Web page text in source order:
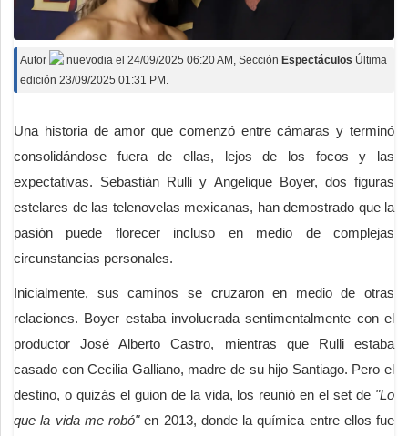
Autor nuevodia el 24/09/2025 06:20 AM , Sección Espectáculos Última
edición 23/09/2025 01:31 PM.
Una historia de amor que comenzó entre cámaras y terminó
consolidándose fuera de ellas, lejos de los focos y las
expectativas. Sebastián Rulli y Angelique Boyer, dos figuras
estelares de las telenovelas mexicanas, han demostrado que la
pasión puede florecer incluso en medio de complejas
circunstancias personales.
Inicialmente, sus caminos se cruzaron en medio de otras
relaciones. Boyer estaba involucrada sentimentalmente con el
productor José Alberto Castro, mientras que Rulli estaba
casado con Cecilia Galliano, madre de su hijo Santiago. Pero el
destino, o quizás el guion de la vida, los reunió en el set de "Lo
que la vida me robó"en 2013, donde la química entre ellos fue